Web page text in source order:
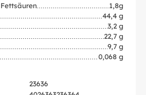
1,8g
44,4 g
3,2 g
22,7 g
9,7 g
0,068 g
23636